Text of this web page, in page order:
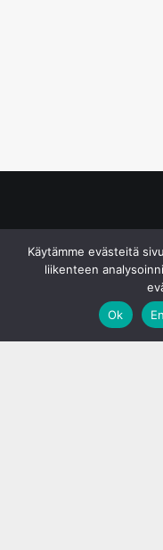
Käytämme evästeitä
liikenteen
Ok